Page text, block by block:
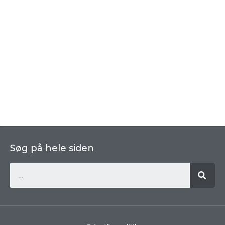
Søg på hele siden